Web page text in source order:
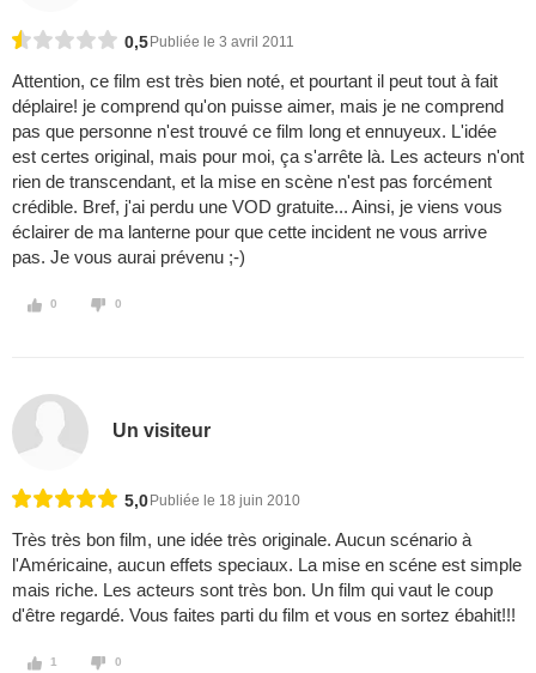
0,5 Publiée le 3 avril 2011
Attention, ce film est très bien noté, et pourtant il peut tout à fait
déplaire! je comprend qu'on puisse aimer, mais je ne comprend
pas que personne n'est trouvé ce film long et ennuyeux. L'idée
est certes original, mais pour moi, ça s'arrête là. Les acteurs n'ont
rien de transcendant, et la mise en scène n'est pas forcément
crédible. Bref, j'ai perdu une VOD gratuite... Ainsi, je viens vous
éclairer de ma lanterne pour que cette incident ne vous arrive
pas. Je vous aurai prévenu ;-)
0 0
Un visiteur
5,0 Publiée le 18 juin 2010
Très très bon film, une idée très originale. Aucun scénario à
l'Américaine, aucun effets speciaux. La mise en scéne est simple
mais riche. Les acteurs sont très bon. Un film qui vaut le coup
d'être regardé. Vous faites parti du film et vous en sortez ébahit!!!
1 0